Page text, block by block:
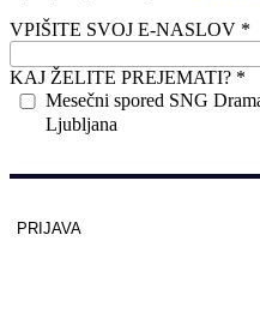
VPIŠITE SVOJ E-NASLOV *
KAJ ŽELITE PREJEMATI? *
Mesečni spored SNG
Ljubljana
PRIJAVA